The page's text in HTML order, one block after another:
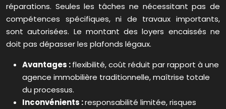
réparations. Seules les tâches ne nécessitant pas de
compétences spécifiques, ni de travaux importants,
sont autorisées. Le montant des loyers encaissés ne
doit pas dépasser les plafonds légaux.
Avantages :flexibilité, coût réduit par rapport à une
agence immobilière traditionnelle, maîtrise totale
du processus.
Inconvénients :responsabilité limitée, risques